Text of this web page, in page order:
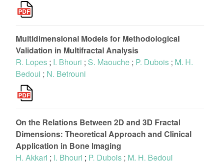
Multidimensional Models for Methodological
Validation in Multifractal Analysis
R. Lopes ; I. Bhouri ; S. Maouche ; P. Dubois ; M. H.
Bedoui ; N. Betrouni
On the Relations Between 2D and 3D Fractal
Dimensions: Theoretical Approach and Clinical
Application in Bone Imaging
H. Akkari ; I. Bhouri ; P. Dubois ; M. H. Bedoui